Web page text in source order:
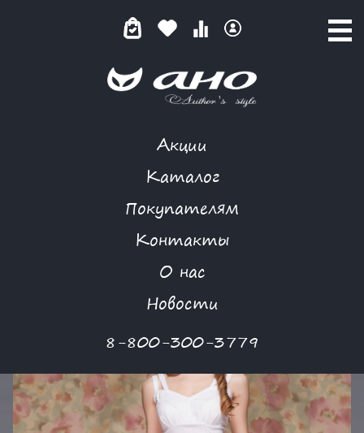
Акции
Каталог
Покупателям
Контакты
О нас
Новости
8-800-300-3779
РОСКОШЬ БЕЛОГО(ЦВЕТЫ)